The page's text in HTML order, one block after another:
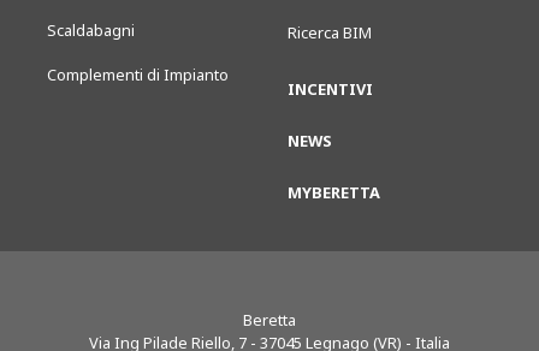
Scaldabagni
Complementi di Impianto
Ricerca BIM
INCENTIVI
NEWS
MYBERETTA
Beretta
Via Ing Pilade Riello, 7 - 37045 Legnago (VR) - Italia